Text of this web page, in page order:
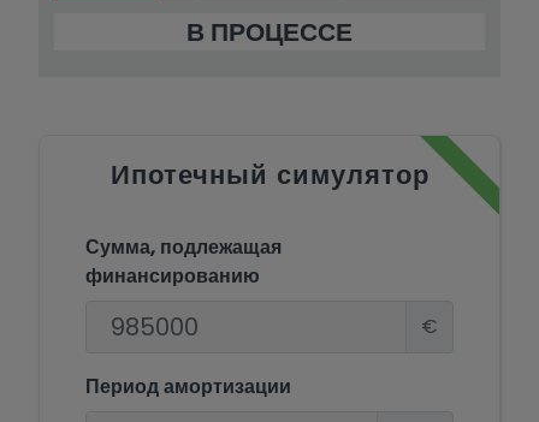
В ПРОЦЕССЕ
Ипотечный симулятор
Сумма, подлежащая
финансированию
€
Период амортизации